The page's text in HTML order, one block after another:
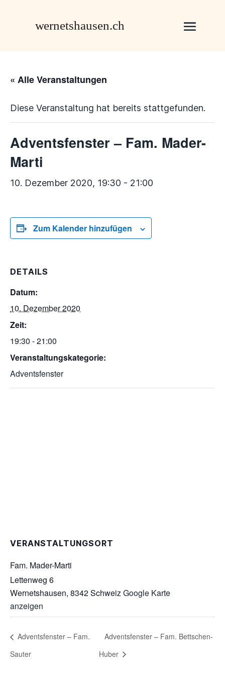
« Alle Veranstaltungen
Diese Veranstaltung hat bereits stattgefunden.
Adventsfenster – Fam. Mader-
Marti
10. Dezember 2020, 19:30 - 21:00
Zum Kalender hinzufügen
DETAILS
Datum:
10. Dezember 2020
Zeit:
19:30 - 21:00
Veranstaltungskategorie:
Adventsfenster
VERANSTALTUNGSORT
Fam. Mader-Marti
Lettenweg 6
Wernetshausen, 8342SchweizGoogle Karte
anzeigen
Adventsfenster – Fam.
Sauter
Adventsfenster – Fam. Bettschen-
Huber